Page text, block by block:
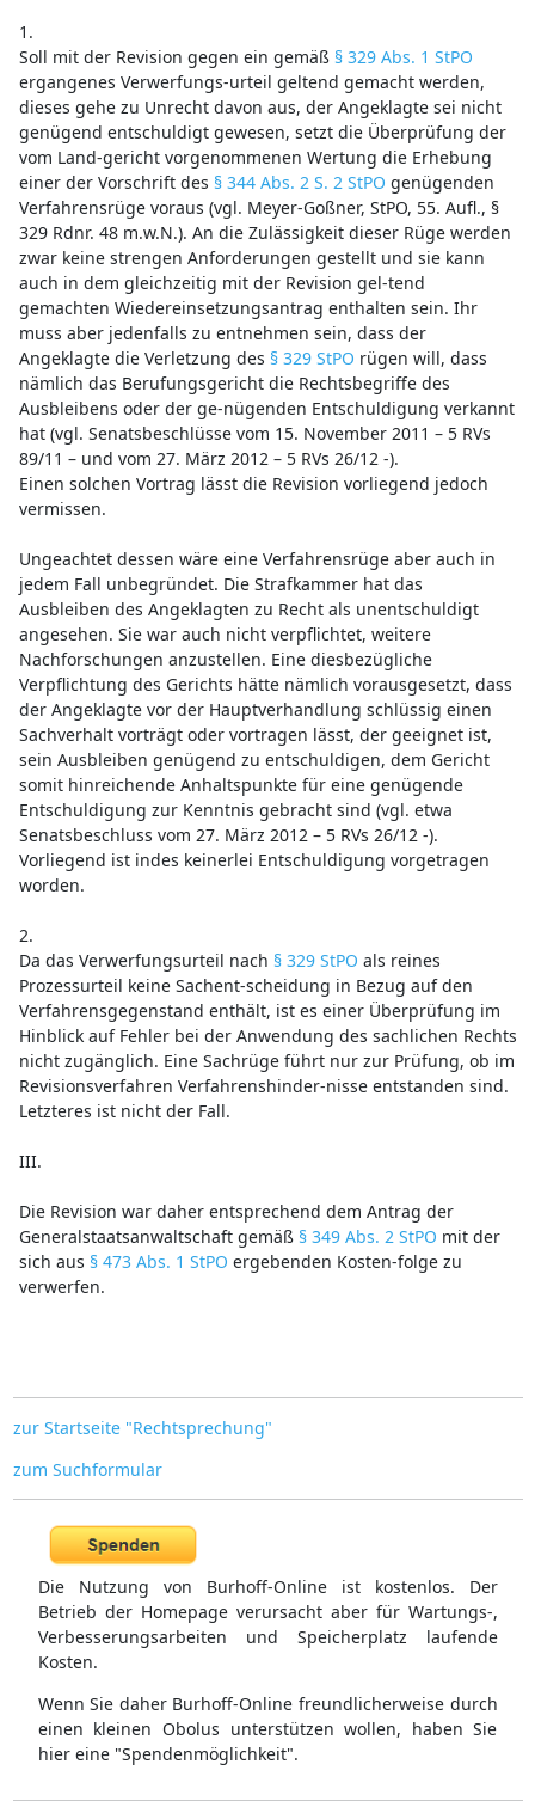
1.
Soll mit der Revision gegen ein gemäß § 329 Abs. 1 StPO
ergangenes Verwerfungs-urteil geltend gemacht werden,
dieses gehe zu Unrecht davon aus, der Angeklagte sei nicht
genügend entschuldigt gewesen, setzt die Überprüfung der
vom Land-gericht vorgenommenen Wertung die Erhebung
einer der Vorschrift des § 344 Abs. 2 S. 2 StPO genügenden
Verfahrensrüge voraus (vgl. Meyer-Goßner, StPO, 55. Aufl., §
329 Rdnr. 48 m.w.N.). An die Zulässigkeit dieser Rüge werden
zwar keine strengen Anforderungen gestellt und sie kann
auch in dem gleichzeitig mit der Revision gel-tend
gemachten Wiedereinsetzungsantrag enthalten sein. Ihr
muss aber jedenfalls zu entnehmen sein, dass der
Angeklagte die Verletzung des § 329 StPO rügen will, dass
nämlich das Berufungsgericht die Rechtsbegriffe des
Ausbleibens oder der ge-nügenden Entschuldigung verkannt
hat (vgl. Senatsbeschlüsse vom 15. November 2011 – 5 RVs
89/11 – und vom 27. März 2012 – 5 RVs 26/12 -).
Einen solchen Vortrag lässt die Revision vorliegend jedoch
vermissen.
Ungeachtet dessen wäre eine Verfahrensrüge aber auch in
jedem Fall unbegründet. Die Strafkammer hat das
Ausbleiben des Angeklagten zu Recht als unentschuldigt
angesehen. Sie war auch nicht verpflichtet, weitere
Nachforschungen anzustellen. Eine diesbezügliche
Verpflichtung des Gerichts hätte nämlich vorausgesetzt, dass
der Angeklagte vor der Hauptverhandlung schlüssig einen
Sachverhalt vorträgt oder vortragen lässt, der geeignet ist,
sein Ausbleiben genügend zu entschuldigen, dem Gericht
somit hinreichende Anhaltspunkte für eine genügende
Entschuldigung zur Kenntnis gebracht sind (vgl. etwa
Senatsbeschluss vom 27. März 2012 – 5 RVs 26/12 -).
Vorliegend ist indes keinerlei Entschuldigung vorgetragen
worden.
2.
Da das Verwerfungsurteil nach § 329 StPO als reines
Prozessurteil keine Sachent-scheidung in Bezug auf den
Verfahrensgegenstand enthält, ist es einer Überprüfung im
Hinblick auf Fehler bei der Anwendung des sachlichen Rechts
nicht zugänglich. Eine Sachrüge führt nur zur Prüfung, ob im
Revisionsverfahren Verfahrenshinder-nisse entstanden sind.
Letzteres ist nicht der Fall.
III.
Die Revision war daher entsprechend dem Antrag der
Generalstaatsanwaltschaft gemäß § 349 Abs. 2 StPO mit der
sich aus § 473 Abs. 1 StPO ergebenden Kosten-folge zu
verwerfen.
zur Startseite "Rechtsprechung"
zum Suchformular
Die Nutzung von Burhoff-Online ist kostenlos. Der
Betrieb der Homepage verursacht aber für Wartungs-,
Verbesserungsarbeiten und Speicherplatz laufende
Kosten.
Wenn Sie daher Burhoff-Online freundlicherweise durch
einen kleinen Obolus unterstützen wollen, haben Sie
hier eine "Spendenmöglichkeit".